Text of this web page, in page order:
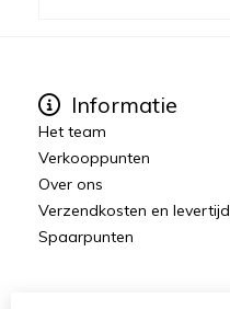
Informatie
Het team
Verkooppunten
Over ons
Verzendkosten en levertijd
Spaarpunten